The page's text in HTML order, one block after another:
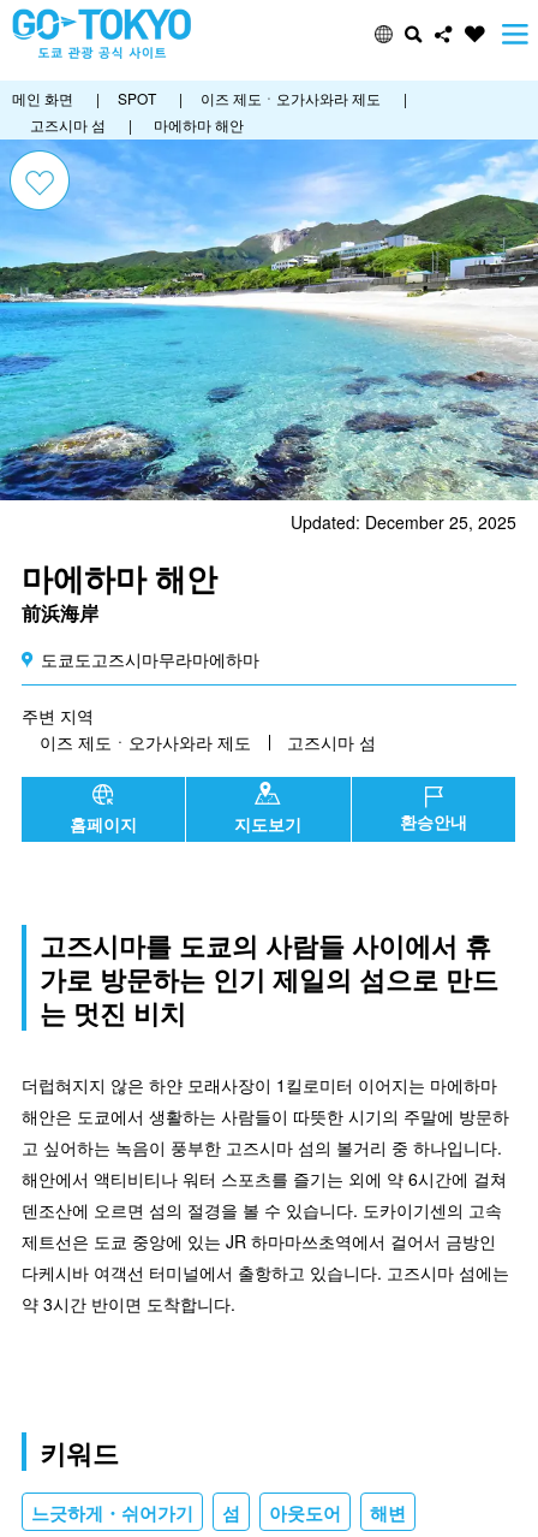
메인 화면 | SPOT | 이즈 제도ㆍ오가사와라 제도
|
고즈시마 섬
| 마에하마 해안
Updated: December 25, 2025
마에하마 해안
前浜海岸
도쿄도고즈시마무라마에하마
주변 지역
이즈 제도ㆍ오가사와라 제도
고즈시마 섬
홈페이지 지도보기 환승안내
고즈시마를 도쿄의 사람들 사이에서 휴
가로 방문하는 인기 제일의 섬으로 만드
는 멋진 비치
더럽혀지지 않은 하얀 모래사장이 1킬로미터 이어지는 마에하마
해안은 도쿄에서 생활하는 사람들이 따뜻한 시기의 주말에 방문하
고 싶어하는 녹음이 풍부한 고즈시마 섬의 볼거리 중 하나입니다.
해안에서 액티비티나 워터 스포츠를 즐기는 외에 약 6시간에 걸쳐
덴조산에 오르면 섬의 절경을 볼 수 있습니다. 도카이기센의 고속
제트선은 도쿄 중앙에 있는 JR 하마마쓰초역에서 걸어서 금방인
다케시바 여객선 터미널에서 출항하고 있습니다. 고즈시마 섬에는
약 3시간 반이면 도착합니다.
키워드
느긋하게・쉬어가기 섬 아웃도어 해변